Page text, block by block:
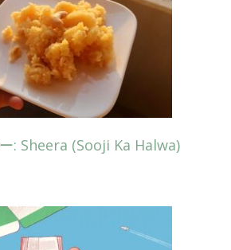
: Sheera (Sooji Ka Halwa)